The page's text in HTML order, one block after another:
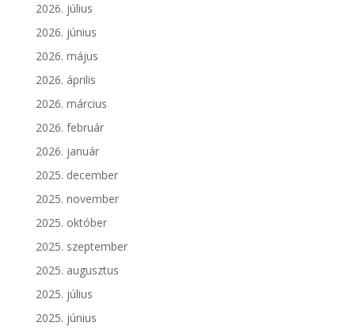
2026. július
2026. június
2026. május
2026. április
2026. március
2026. február
2026. január
2025. december
2025. november
2025. október
2025. szeptember
2025. augusztus
2025. július
2025. június